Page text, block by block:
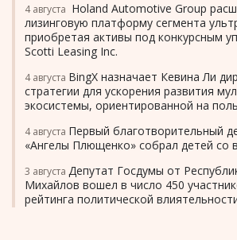
4 августа Holand Automotive Group
лизинговую платформу сегмента
приобретая активы под конкурсным
Scotti Leasing Inc.
4 августа BingX назначает Кевина Ли
стратегии для ускорения развития
экосистемы, ориентированной на
4 августа Первый благотворительный
«Ангелы Плющенко» собрал детей со
3 августа Депутат Госдумы от
Михайлов вошел в число 450
рейтинга политической